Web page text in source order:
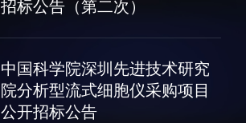
综合处
科研管理处
招标公告（第二次）
中国科学院深圳先进技术研究
院分析型流式细胞仪采购项目
公开招标公告